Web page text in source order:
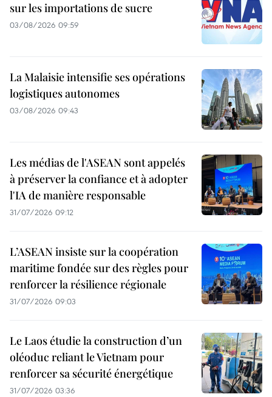
sur les importations de sucre
03/08/2026 09:59
La Malaisie intensifie ses opérations
logistiques autonomes
03/08/2026 09:43
Les médias de l'ASEAN sont appelés
à préserver la confiance et à adopter
l'IA de manière responsable
31/07/2026 09:12
L’ASEAN insiste sur la coopération
maritime fondée sur des règles pour
renforcer la résilience régionale
31/07/2026 09:03
Le Laos étudie la construction d’un
oléoduc reliant le Vietnam pour
renforcer sa sécurité énergétique
31/07/2026 03:36